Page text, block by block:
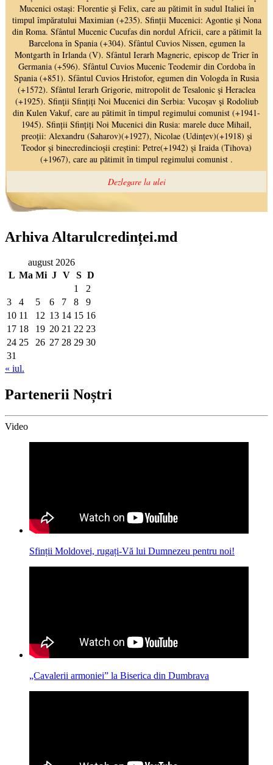
Arhiva Altarulcredinței.md
august 2026
L Ma Mi J V S D
1
2
3
4 5 6 7 8
9
10 11 12 13 14 15 16
17 18 19 20 21 22 23
24 25 26 27 28 29 30
31
« iul.
Partenerii Noștri
Video
Sfinții Moldovei, rugați-Vă lui Dumnezeu pentru noi!
„Cavalerii armoniei” la Biserica din Dumbrava